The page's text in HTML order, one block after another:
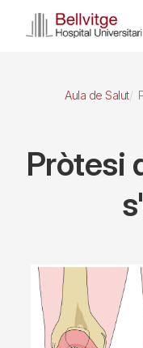
Aula de Salut
Pròtesi
Imagen